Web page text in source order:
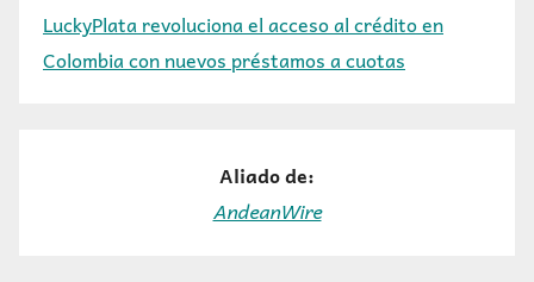
LuckyPlata revoluciona el acceso al crédito en
Colombia con nuevos préstamos a cuotas
Aliado de:
AndeanWire